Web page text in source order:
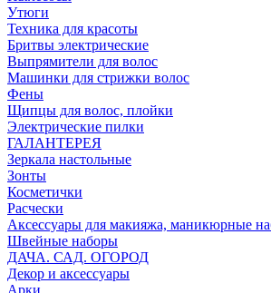
Утюги
Техника для красоты
Бритвы электрические
Выпрямители для волос
Машинки для стрижки волос
Фены
Щипцы для волос, плойки
Электрические пилки
ГАЛАНТЕРЕЯ
Зеркала настольные
Зонты
Косметички
Расчески
Аксессуары для макияжа, маникюрные
Швейные наборы
ДАЧА. САД. ОГОРОД
Декор и аксессуары
Арки